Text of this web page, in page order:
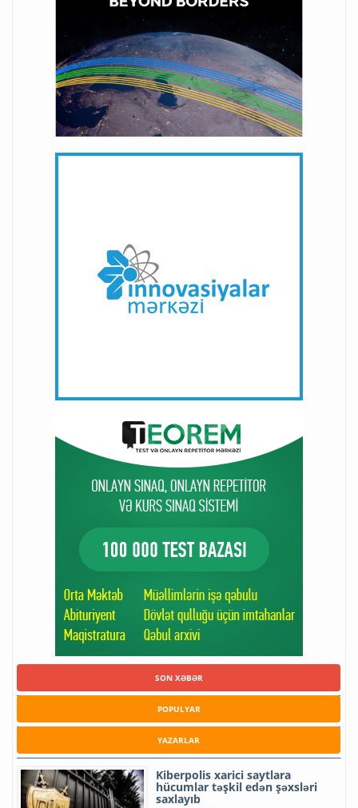
SON XƏBƏR
POPULYAR
YAZARLAR
Kiberpolis xarici saytlara
hücumlar təşkil edən şəxsləri
saxlayıb